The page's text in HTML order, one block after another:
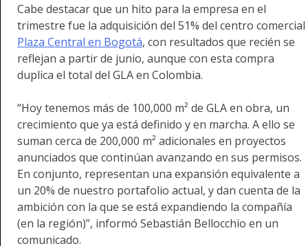
Cabe destacar que un hito para la empresa en el
trimestre fue la adquisición del 51% del centro comercial
Plaza Central en Bogotá, con resultados que recién se
reflejan a partir de junio, aunque con esta compra
duplica el total del GLA en Colombia.
“Hoy tenemos más de 100,000 m² de GLA en obra, un
crecimiento que ya está definido y en marcha. A ello se
suman cerca de 200,000 m² adicionales en proyectos
anunciados que continúan avanzando en sus permisos.
En conjunto, representan una expansión equivalente a
un 20% de nuestro portafolio actual, y dan cuenta de la
ambición con la que se está expandiendo la compañía
(en la región)”, informó Sebastián Bellocchio en un
comunicado.